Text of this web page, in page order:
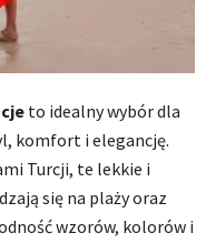
to idealny wybór dla
komfort i elegancję.
Turcji, te lekkie i
się na plaży oraz
wzorów, kolorów i